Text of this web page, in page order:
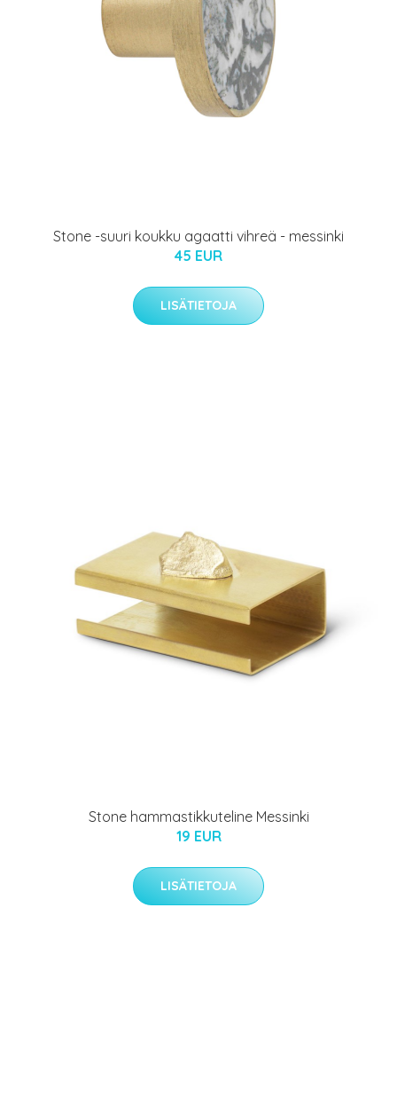
Stone -suuri koukku agaatti vihreä - messinki
45 EUR
LISÄTIETOJA
Stone hammastikkuteline Messinki
19 EUR
LISÄTIETOJA